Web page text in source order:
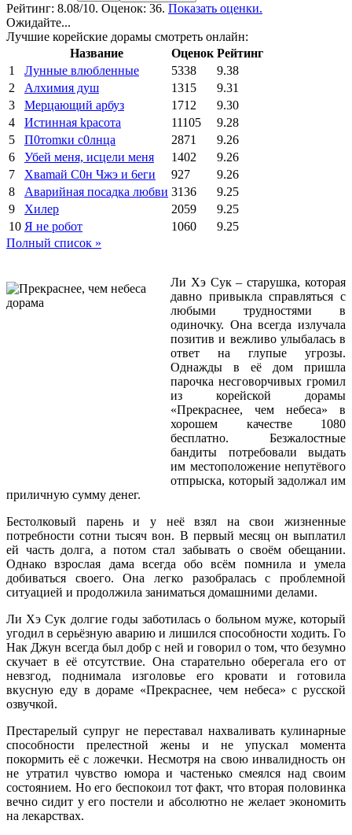
Рейтинг: 8.08/10. Оценок: 36. Показать оценки.
Ожидайте...
Лучшие корейские дорамы смотреть онлайн:
Название
Оценок Рейтинг
1
Лунные влюбленные 5338
9.38
2
Алхимия душ 1315
9.31
3
Мерцающий арбуз 1712
9.30
4
Иcтиннaя kрасoтa 11105
9.28
5
П0тоmки c0лнцa 2871
9.26
6
Убей меня, исцели меня 1402
9.26
7
Xваmай С0н Чжэ и 6еги 927
9.26
8
Аварийная посадка любви 3136
9.25
9
Хилер 2059
9.25
10 Я не робот 1060
9.25
Полный список »
Ли Хэ Сук – старушка, которая
давно привыкла справляться с
любыми трудностями в
одиночку. Она всегда излучала
позитив и вежливо улыбалась в
ответ на глупые угрозы.
Однажды в её дом пришла
парочка несговорчивых громил
из корейской дорамы
«Прекраснее, чем небеса» в
хорошем качестве 1080
бесплатно. Безжалостные
бандиты потребовали выдать
им местоположение непутёвого
отпрыска, который задолжал им
приличную сумму денег.
Бестолковый парень и у неё взял на свои жизненные
потребности сотни тысяч вон. В первый месяц он выплатил
ей часть долга, а потом стал забывать о своём обещании.
Однако взрослая дама всегда обо всём помнила и умела
добиваться своего. Она легко разобралась с проблемной
ситуацией и продолжила заниматься домашними делами.
Ли Хэ Сук долгие годы заботилась о больном муже, который
угодил в серьёзную аварию и лишился способности ходить. Го
Нак Джун всегда был добр с ней и говорил о том, что безумно
скучает в её отсутствие. Она старательно оберегала его от
невзгод, поднимала изголовье его кровати и готовила
вкусную еду в дораме «Прекраснее, чем небеса» с русской
озвучкой.
Престарелый супруг не переставал нахваливать кулинарные
способности прелестной жены и не упускал момента
покормить её с ложечки. Несмотря на свою инвалидность он
не утратил чувство юмора и частенько смеялся над своим
состоянием. Но его беспокоил тот факт, что вторая половинка
вечно сидит у его постели и абсолютно не желает экономить
на лекарствах.